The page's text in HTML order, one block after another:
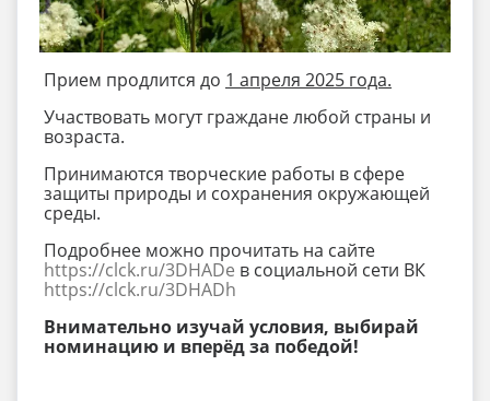
Прием продлится до 1 апреля 2025 года.
Участвовать могут граждане любой страны и
возраста.
Принимаются творческие работы в сфере
защиты природы и сохранения окружающей
среды.
Подробнее можно прочитать на сайте
https://clck.ru/3DHADe в социальной сети ВК
https://clck.ru/3DHADh
Внимательно изучай условия, выбирай
номинацию и вперёд за победой!